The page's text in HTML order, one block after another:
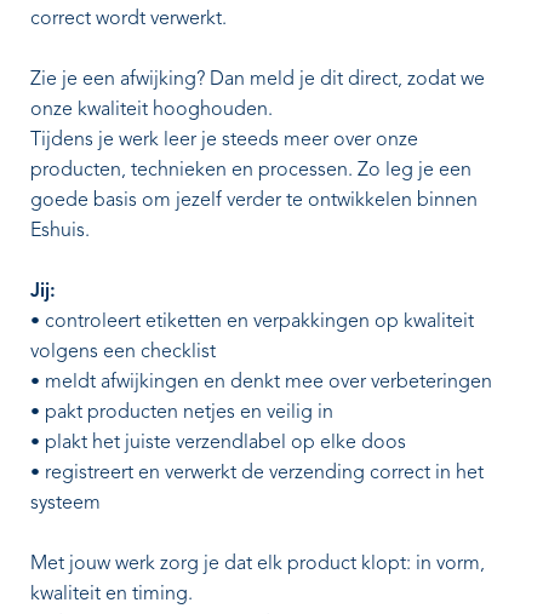
correct wordt verwerkt.
Zie je een afwijking? Dan meld je dit direct, zodat we
onze kwaliteit hooghouden.
Tijdens je werk leer je steeds meer over onze
producten, technieken en processen. Zo leg je een
goede basis om jezelf verder te ontwikkelen binnen
Eshuis.
Jij:
• controleert etiketten en verpakkingen op kwaliteit
volgens een checklist
• meldt afwijkingen en denkt mee over verbeteringen
• pakt producten netjes en veilig in
• plakt het juiste verzendlabel op elke doos
• registreert en verwerkt de verzending correct in het
systeem
Met jouw werk zorg je dat elk product klopt: in vorm,
kwaliteit en timing.